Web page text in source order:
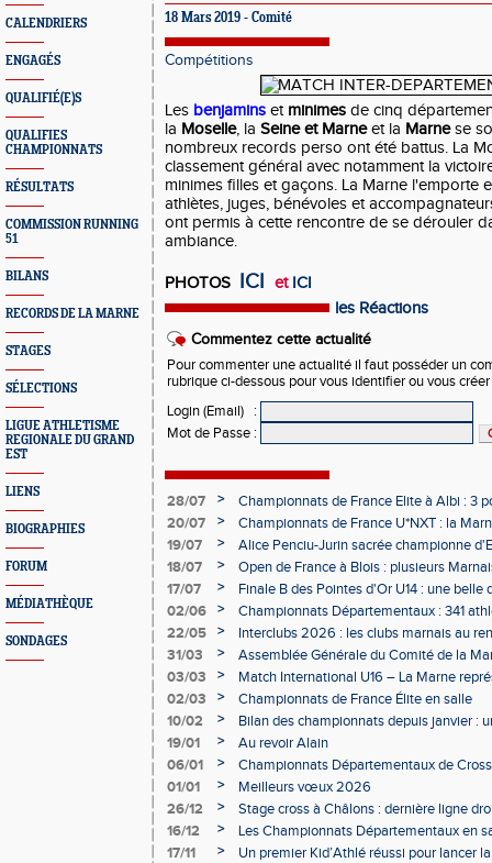
CALENDRIERS
ENGAGÉS
QUALIFIÉ(E)S
QUALIFIES
CHAMPIONNATS
RÉSULTATS
COMMISSION RUNNING
51
BILANS
RECORDS DE LA MARNE
STAGES
SÉLECTIONS
LIGUE ATHLETISME
REGIONALE DU GRAND
EST
LIENS
BIOGRAPHIES
FORUM
MÉDIATHÈQUE
SONDAGES
18 Mars 2019 - Comité
Compétitions
Les benjamins et minimes de cinq
la Moselle, la Seine et Marneet la Marnese
nombreux records perso ont été battus. La
classement général avec notamment la
minimes filles et gaçons. La Marne l'emporte
athlètes, juges, bénévoles et
ont permis à cette rencontre de se dérouler
ambiance.
PHOTOS ICI etICI
les Réactions
Commentez cette actualité
Pour commenter une actualité il faut posséder un
rubrique ci-dessous pour vous identifier ou vous
Login (Email)
:
Mot de Passe :
28/07 >
Championnats de France Elite à Albi : 3
20/07
>
Championnats de France U*NXT : la
Charléty
19/07 >
Alice Penciu-Jurin sacrée championne
18/07
>
Open de France à Blois : plusieurs
17/07
>
Finale B des Pointes d'Or U14 : une
Obernai
02/06 >
Championnats Départementaux : 341
Champagne
22/05 >
Interclubs 2026 : les clubs marnais au
31/03
>
Assemblée Générale du Comité de la
Épernay
03/03 >
Match International U16 – La Marne
02/03
>
Championnats de France Élite en salle
10/02
>
Bilan des championnats depuis janvier :
bien lancée
19/01 >
Au revoir Alain
06/01
>
Championnats Départementaux de
01/01
>
Meilleurs vœux 2026
26/12
>
Stage cross à Châlons : dernière ligne
Départementaux
16/12 >
Les Championnats Départementaux en
hivernale
17/11 >
Un premier Kid’Athlé réussi pour lancer